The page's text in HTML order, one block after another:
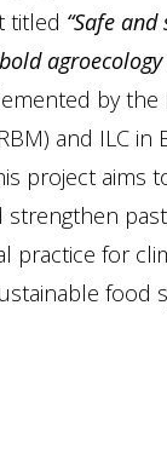
titled “Safe
by the
and ILC in
project aims
practice for
food